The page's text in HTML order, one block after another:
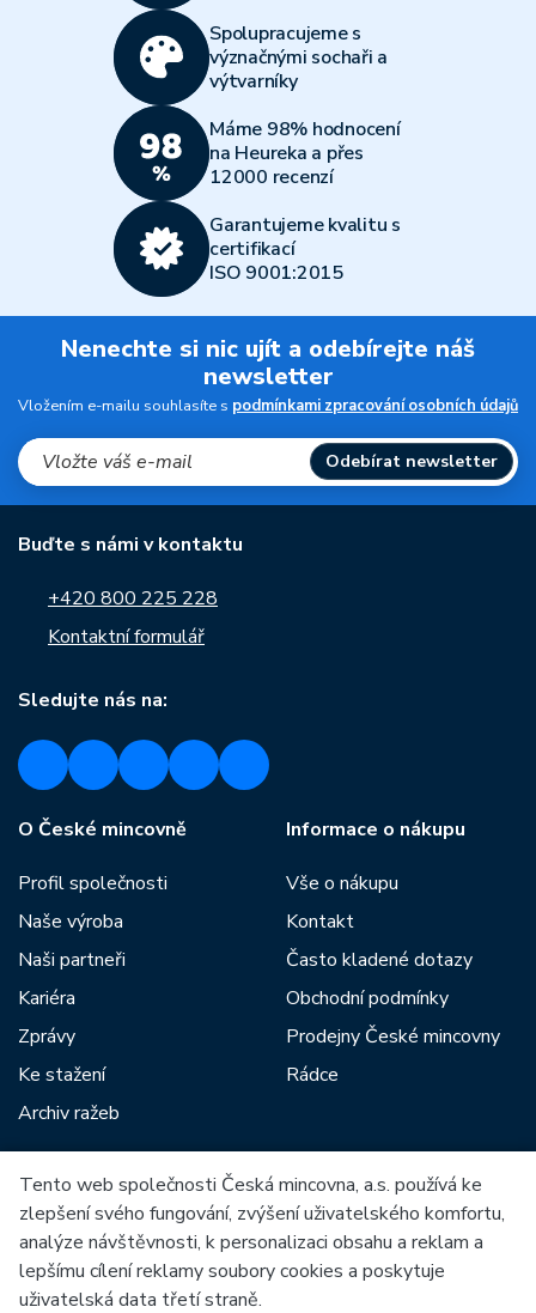
Spolupracujeme s
význačnými sochaři a
výtvarníky
Máme 98% hodnocení
na Heureka a přes
12000 recenzí
Garantujeme kvalitu s
certifikací
ISO 9001:2015
Nenechte si nic ujít a odebírejte náš
newsletter
Vložením e-mailu souhlasíte s podmínkami zpracování osobních údajů
Odebírat newsletter
Buďte s námi v kontaktu
+420 800 225 228
Kontaktní formulář
Sledujte nás na:
O České mincovně
Profil společnosti
Naše výroba
Naši partneři
Kariéra
Zprávy
Ke stažení
Archiv ražeb
Informace o nákupu
Vše o nákupu
Kontakt
Často kladené dotazy
Obchodní podmínky
Prodejny České mincovny
Rádce
Mezi naše partnery patří:
Tento web společnosti Česká mincovna, a.s. používá ke
zlepšení svého fungování, zvýšení uživatelského komfortu,
analýze návštěvnosti, k personalizaci obsahu a reklam a
lepšímu cílení reklamy soubory cookies a poskytuje
uživatelská data třetí straně.